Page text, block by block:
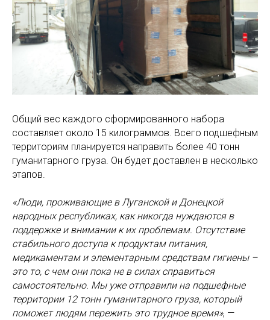
Общий вес каждого сформированного набора
составляет около 15 килограммов. Всего подшефным
территориям планируется направить более 40 тонн
гуманитарного груза. Он будет доставлен в несколько
этапов.
«Люди, проживающие в Луганской и Донецкой
народных республиках, как никогда нуждаются в
поддержке и внимании к их проблемам. Отсутствие
стабильного доступа к продуктам питания,
медикаментам и элементарным средствам гигиены –
это то, с чем они пока не в силах справиться
самостоятельно. Мы уже отправили на подшефные
территории 12 тонн гуманитарного груза, который
поможет людям пережить это трудное время», —